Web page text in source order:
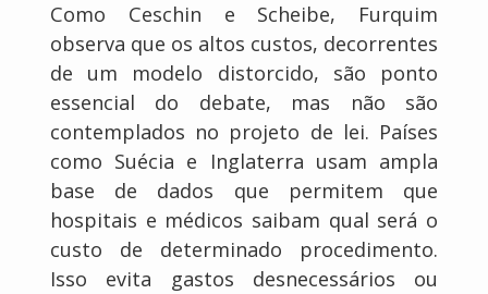
Como Ceschin e Scheibe, Furquim
observa que os altos custos, decorrentes
de um modelo distorcido, são ponto
essencial do debate, mas não são
contemplados no projeto de lei. Países
como Suécia e Inglaterra usam ampla
base de dados que permitem que
hospitais e médicos saibam qual será o
custo de determinado procedimento.
Isso evita gastos desnecessários ou